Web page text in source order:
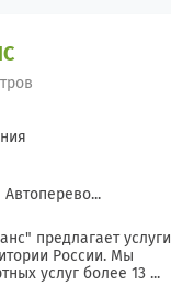
Автоперево...
предлагает услуги
России. Мы
услуг более 13 ...